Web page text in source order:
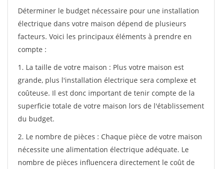
Déterminer le budget nécessaire pour une installation
électrique dans votre maison dépend de plusieurs
facteurs. Voici les principaux éléments à prendre en
compte :
1. La taille de votre maison : Plus votre maison est
grande, plus l'installation électrique sera complexe et
coûteuse. Il est donc important de tenir compte de la
superficie totale de votre maison lors de l'établissement
du budget.
2. Le nombre de pièces : Chaque pièce de votre maison
nécessite une alimentation électrique adéquate. Le
nombre de pièces influencera directement le coût de